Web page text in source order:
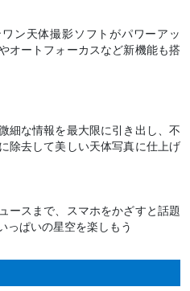
ン天体撮影ソフトがパワーアッ
オートフォーカスなど新機能も搭
細な情報を最大限に引き出し、不
除去して美しい天体写真に仕上げ
ースまで、スマホをかざすと話題
っぱいの星空を楽しもう